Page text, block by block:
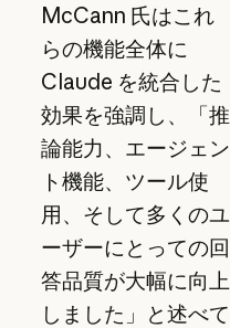
McCann 氏はこれ
らの機能全体に
Claude を統合した
効果を強調し、「推
論能力、エージェン
ト機能、ツール使
用、そして多くのユ
ーザーにとっての回
答品質が大幅に向上
しました」と述べて